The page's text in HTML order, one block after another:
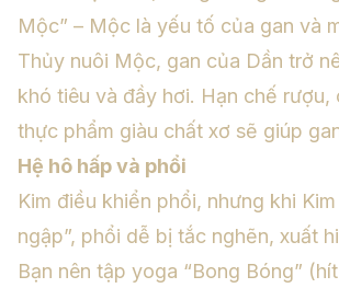
Mộc” – Mộc là yếu tố của gan và
Thủy nuôi Mộc, gan của Dần trở
khó tiêu và đầy hơi. Hạn chế rượu,
thực phẩm giàu chất xơ sẽ giúp
Hệ hô hấp và phổi
Kim điều khiển phổi, nhưng khi
ngập”, phổi dễ bị tắc nghẽn, xuất
Bạn nên tập yoga “Bong Bóng”